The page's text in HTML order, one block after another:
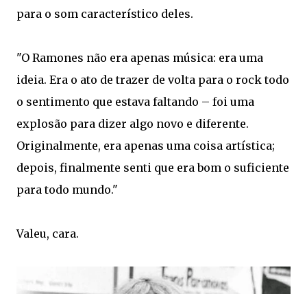
para o som característico deles.
"O Ramones não era apenas música: era uma
ideia. Era o ato de trazer de volta para o rock todo
o sentimento que estava faltando – foi uma
explosão para dizer algo novo e diferente.
Originalmente, era apenas uma coisa artística;
depois, finalmente senti que era bom o suficiente
para todo mundo."
Valeu, cara.